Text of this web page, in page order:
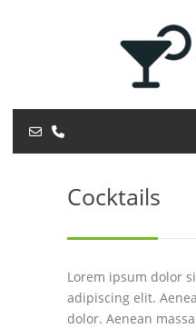
Cocktails
Lorem ipsum dolor
adipiscing elit.
dolor. Aenean